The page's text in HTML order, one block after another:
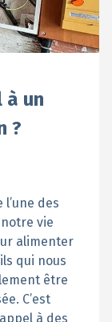
à un
?
des
vie
alimenter
qui nous
être
C’est
à des